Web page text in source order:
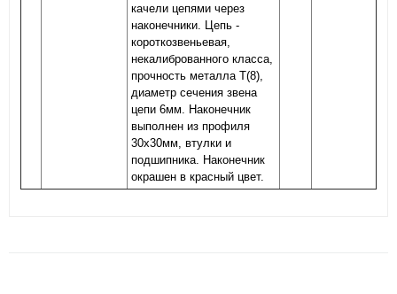
качели цепями через
наконечники. Цепь -
короткозвеньевая,
некалиброванного класса,
прочность металла Т(8),
диаметр сечения звена
цепи 6мм. Наконечник
выполнен из профиля
30х30мм, втулки и
подшипника. Наконечник
окрашен в красный цвет.